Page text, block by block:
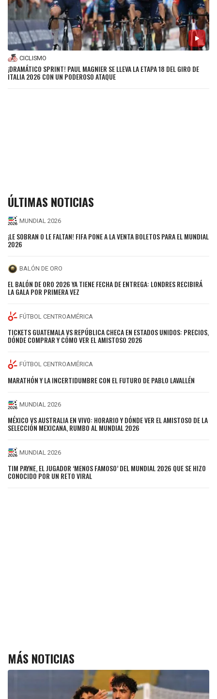
CICLISMO
¡DRAMÁTICO SPRINT! PAUL MAGNIER SE LLEVA LA ETAPA 18 DEL GIRO DE
ITALIA 2026 CON UN PODEROSO ATAQUE
ÚLTIMAS NOTICIAS
MUNDIAL 2026
¡LE SOBRAN O LE FALTAN! FIFA PONE A LA VENTA BOLETOS PARA EL MUNDIAL
2026
BALÓN DE ORO
EL BALÓN DE ORO 2026 YA TIENE FECHA DE ENTREGA: LONDRES RECIBIRÁ
LA GALA POR PRIMERA VEZ
FÚTBOL CENTROAMÉRICA
TICKETS GUATEMALA VS REPÚBLICA CHECA EN ESTADOS UNIDOS: PRECIOS,
DÓNDE COMPRAR Y CÓMO VER EL AMISTOSO 2026
FÚTBOL CENTROAMÉRICA
MARATHÓN Y LA INCERTIDUMBRE CON EL FUTURO DE PABLO LAVALLÉN
MUNDIAL 2026
MÉXICO VS AUSTRALIA EN VIVO: HORARIO Y DÓNDE VER EL AMISTOSO DE LA
SELECCIÓN MEXICANA, RUMBO AL MUNDIAL 2026
MUNDIAL 2026
TIM PAYNE, EL JUGADOR ‘MENOS FAMOSO’ DEL MUNDIAL 2026 QUE SE HIZO
CONOCIDO POR UN RETO VIRAL
MÁS NOTICIAS